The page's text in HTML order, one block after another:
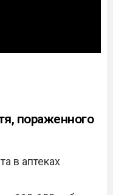
пораженного
в аптеках